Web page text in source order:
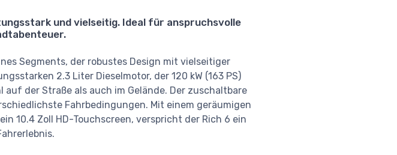
und vielseitig. Ideal für anspruchsvolle
Segments, der robustes Design mit vielseitiger
2.3 Liter Dieselmotor, der 120 kW (163 PS)
der Straße als auch im Gelände. Der zuschaltbare
Fahrbedingungen. Mit einem geräumigen
10.4 Zoll HD-Touchscreen, verspricht der Rich 6 ein